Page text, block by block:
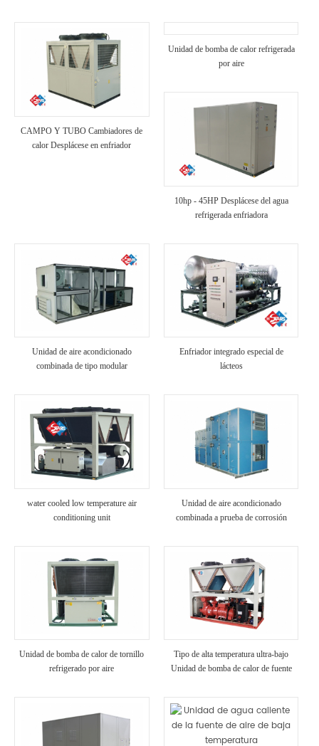
CAMPO Y TUBO Cambiadores de
calor Desplácese en enfriador
Unidad de bomba de calor refrigerada
por aire
10hp - 45HP Desplácese del agua
refrigerada enfriadora
Unidad de aire acondicionado
combinada de tipo modular
Enfriador integrado especial de
lácteos
water cooled low temperature air
conditioning unit
Unidad de aire acondicionado
combinada a prueba de corrosión
Unidad de bomba de calor de tornillo
refrigerado por aire
Tipo de alta temperatura ultra-bajo
Unidad de bomba de calor de fuente